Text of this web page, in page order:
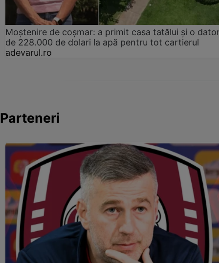
Moștenire de coșmar: a primit casa tatălui și o
de 228.000 de dolari la apă pentru tot cartierul
adevarul.ro
Parteneri